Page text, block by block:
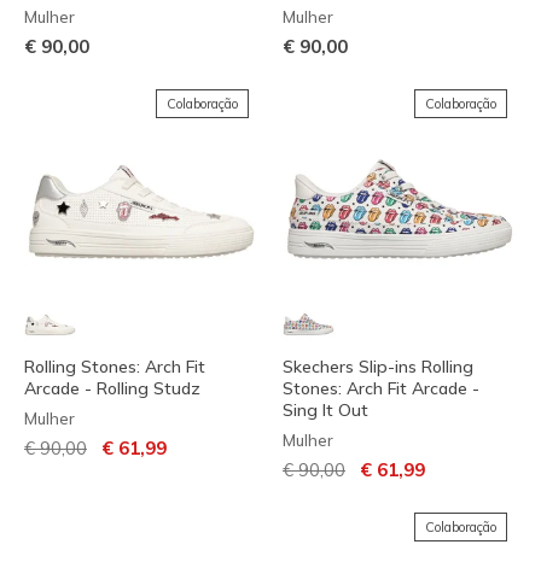
Mulher
€ 90,00
Mulher
€ 90,00
Colaboração
Rolling Stones: Arch Fit
Arcade - Rolling Studz
Mulher
Preço com desconto de
€ 90,00 para
€ 61,99
Colaboração
Skechers Slip-ins Rolling
Stones: Arch Fit Arcade -
Sing It Out
Mulher
Preço com desconto de
€ 90,00 para
€ 61,99
Colaboração